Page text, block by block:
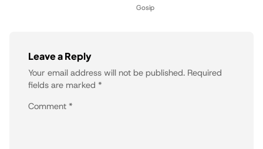
Gosip
Leave a Reply
Your email address will not be published. Required
fields are marked *
Comment *